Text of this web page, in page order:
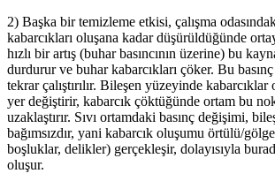
2) Başka bir temizleme etkisi, çalışma
kabarcıkları oluşana kadar düşürüldüğünde
hızlı bir artış (buhar basıncının üzerine) bu
durdurur ve buhar kabarcıkları çöker. Bu
tekrar çalıştırılır. Bileşen yüzeyinde
yer değiştirir, kabarcık çöktüğünde ortam bu
uzaklaştırır. Sıvı ortamdaki basınç değişimi,
bağımsızdır, yani kabarcık oluşumu örtülü/
boşluklar, delikler) gerçekleşir, dolayısıyla
oluşur.